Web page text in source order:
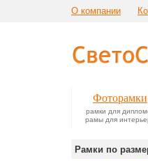
О компании
Фоторамки
рамки для
рамы для
Рамки по